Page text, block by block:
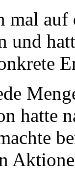
mal
und
hatte